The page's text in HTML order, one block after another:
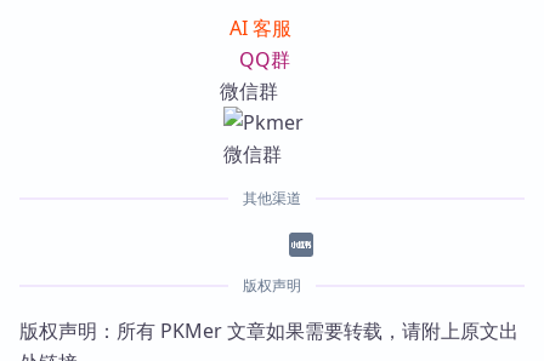
AI 客服
QQ群
微信群
其他渠道
版权声明
版权声明：所有 PKMer 文章如果需要转载，请附上原文出